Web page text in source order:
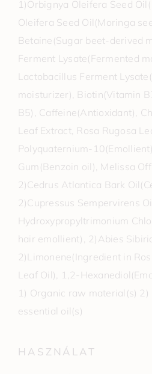
1)Orbignya Oleifera Seed
Oleifera Seed Oil(Moringa
Betaine(Sugar beet-derived
Ferment Lysate(Fermented
Lactobacillus Ferment
moisturizer), Biotin(Vitamin
B5), Caffeine(Antioxidant),
Leaf Extract, Rosa Rugosa
Polyquaternium-
Gum(Benzoin oil), Melissa
2)Cedrus Atlantica Bark
2)Cupressus Sempervirens
Hydroxypropyltrimonium
hair emollient), 2)Abies
2)Limonene(Ingredient in
Leaf Oil), 1,2-
1) Organic raw material(s)
essential oil(s)
HASZNÁLAT